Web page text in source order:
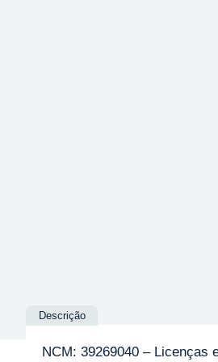
Descrição
NCM: 39269040 – Licenças